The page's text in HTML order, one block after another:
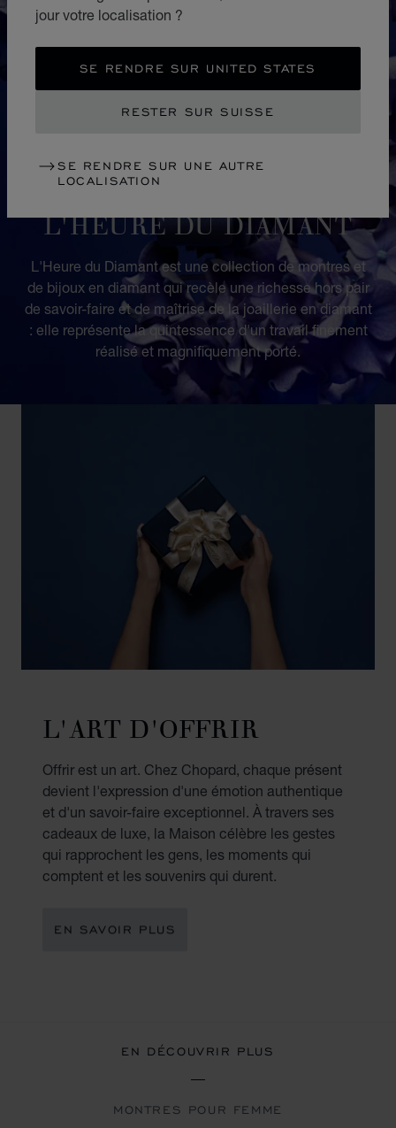
jour votre localisation ?
SE RENDRE SUR UNITED STATES
RESTER SUR SUISSE
SE RENDRE SUR UNE AUTRE
LOCALISATION
L'HEURE DU DIAMANT
L'Heure du Diamant est une collection de montres et
de bijoux en diamant qui recèle une richesse hors pair
de savoir-faire et de maîtrise de la joaillerie en diamant
: elle représente la quintessence d'un travail finement
réalisé et magnifiquement porté.
L'ART D'OFFRIR
Offrir est un art. Chez Chopard, chaque présent
devient l'expression d'une émotion authentique
et d'un savoir-faire exceptionnel. À travers ses
cadeaux de luxe, la Maison célèbre les gestes
qui rapprochent les gens, les moments qui
comptent et les souvenirs qui durent.
EN SAVOIR PLUS
EN DÉCOUVRIR PLUS
MONTRES POUR FEMME